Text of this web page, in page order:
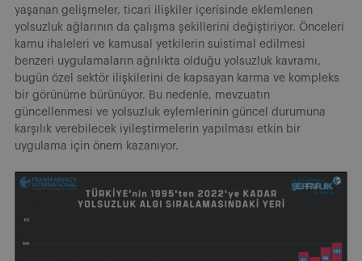
yaşanan gelişmeler, ticari ilişkiler içerisinde eklemlenen
yolsuzluk ağlarının da çalışma şekillerini değiştiriyor. Önceleri
kamu ihaleleri ve kamusal yetkilerin suistimal edilmesi
benzeri uygulamaların ağrılıkta olduğu yolsuzluk kavramı,
bugün özel sektör ilişkilerini de kapsayan karma ve kompleks
bir görünüme bürünüyor. Bu nedenle, mevzuatın
güncellenmesi ve yolsuzluk eylemlerinin güncel durumuna
karşılık verebilecek iyileştirmelerin yapılması etkin bir
uygulama için önem kazanıyor.